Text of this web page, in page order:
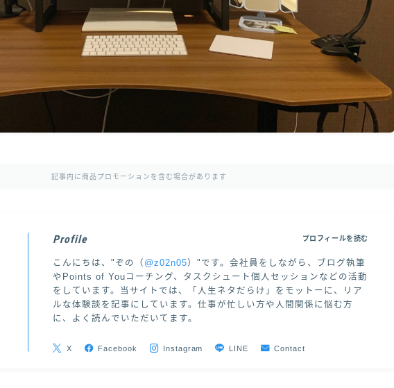
記事内に商品プロモーションを含む場合があります
Profile
こんにちは、"ぞの（ @z02n05）"です。会社員をしながら、ブログ執筆
やPoints of Youコーチング、タスクシュート個人セッションなどの活動
をしています。当サイトでは、「人生ネタだらけ」をモットーに、リア
ルな体験談を記事にしています。仕事が忙しい方や人間関係に悩む方
に、よく読んでいただいてます。
プロフィールを読む
X Facebook Instagram LINE Contact